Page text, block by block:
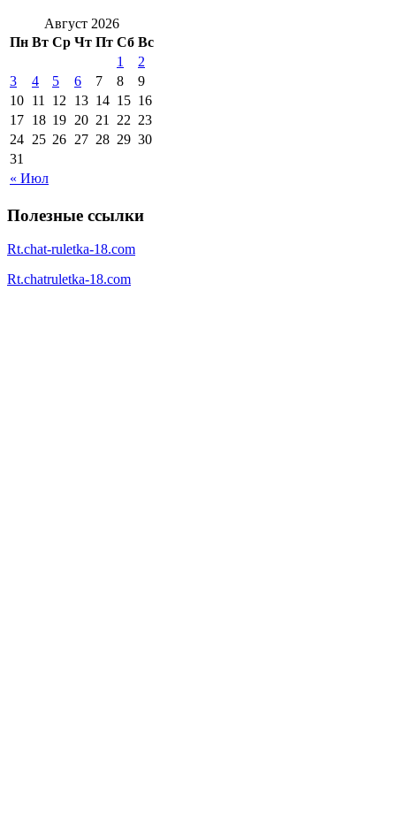
Август 2026
Пн Вт Ср Чт Пт Сб Вс
« Июл
1
2
3
4 5 6 7 8
9
10 11 12 13 14 15 16
17 18 19 20 21 22 23
24 25 26 27 28 29 30
31
Полезные ссылки
Rt.chat-ruletka-18.com
Rt.chatruletka-18.com